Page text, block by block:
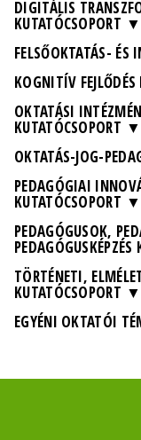
DIGITÁLIS
KUTATÓCSOPORT
FELSŐOKTATÁS- ÉS
KOGNITÍV
OKTATÁSI
KUTATÓCSOPORT
OKTATÁS-JOG-
PEDAGÓGIAI
KUTATÓCSOPORT
PEDAGÓGUSOK,
PEDAGÓGUSKÉPZÉS
TÖRTÉNETI,
KUTATÓCSOPORT
EGYÉNI OKTATÓI